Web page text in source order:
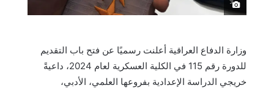
َ
وزارة الدفاع العراقية أعلنت رسميًا عن فتح باب التقديم
للدورة رقم 115 في الكلية العسكرية لعام 2024، داعيةً
خريجي الدراسة الإعدادية بفروعها العلمي، الأدبي،